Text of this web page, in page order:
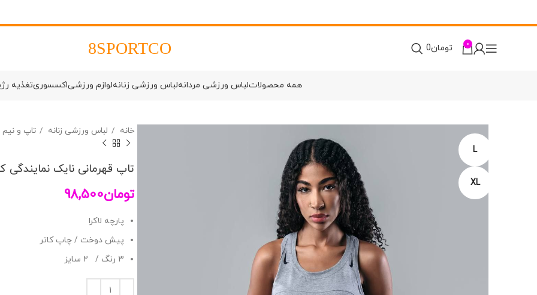
0 تومان0
8SPORTCO
همه محصولاتلباس ورزشی مردانهلباس ورزشی زنانهلوازم ورزشیاکسسوریتغذیه
L
XL
خانه لباس ورزشی زنانه تاپ و
تاپ قهرمانی نایک نمایندگی کد
تومان98,500
پارچه لاکرا
پیش دوخت / چاپ کاتر
۳ رنگ / ۲ سایز